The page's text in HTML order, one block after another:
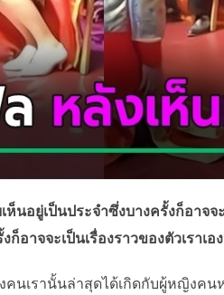
อยู่เป็นประจำซึ่งบางครั้งก็อาจจ
ก็อาจจะเป็นเรื่องราวของตัวเราเอง
คนเรานั้นล่าสุดได้เกิดกับผู้หญิง